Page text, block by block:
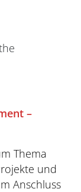
–
Thema
und
Anschluss